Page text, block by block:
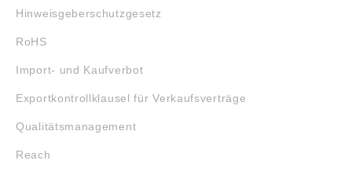
Hinweisgeberschutzgesetz
RoHS
Import- und Kaufverbot
Exportkontrollklausel für Verkaufsverträge
Qualitätsmanagement
Reach